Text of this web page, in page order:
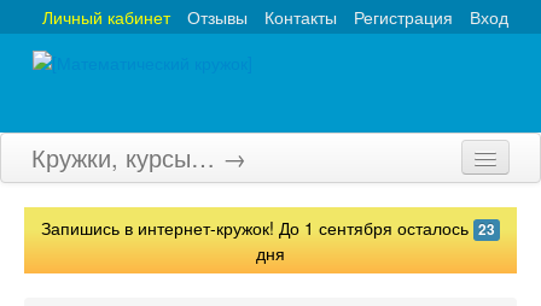
Вход
Регистрация
Контакты
Отзывы
Личный кабинет
Кружки, курсы… →
Главная
Запишись в интернет-кружок! До 1 сентября осталось 23
дня